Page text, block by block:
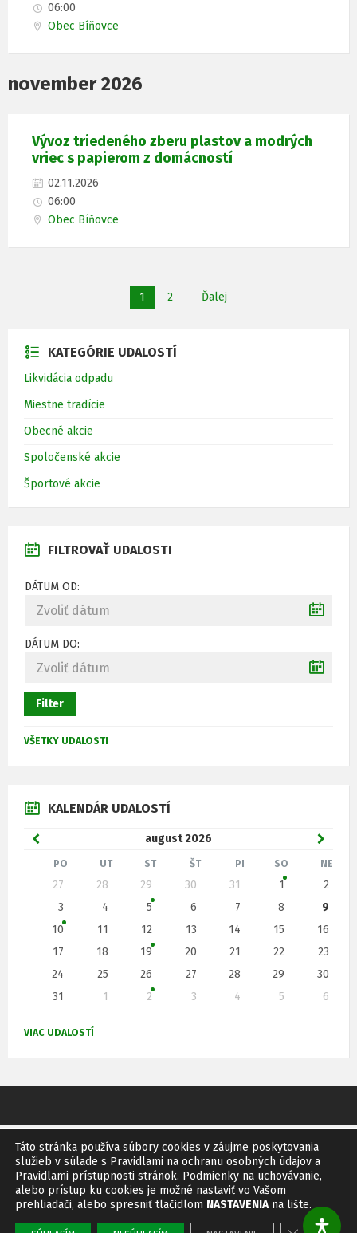
06:00
Obec Bíňovce
november 2026
Vývoz triedeného zberu plastov a modrých
vriec s papierom z domácností
02.11.2026
06:00
Obec Bíňovce
1 2 Ďalej
KATEGÓRIE UDALOSTÍ
Likvidácia odpadu
Miestne tradície
Obecné akcie
Spoločenské akcie
Športové akcie
FILTROVAŤ UDALOSTI
DÁTUM OD:
DÁTUM DO:
Filter
VŠETKY UDALOSTI
KALENDÁR UDALOSTÍ
august2026
z
a
c
i
m
e
s
a
s
l
e
d
u
c
e
c
PO UT ST ŠT PI SO NE
e
d
r
d
i
27 28 29 30 31 1
2
3
4 5 6 7 8
9
10
11 12 13 14 15
16
17
18 19 20 21 22
23
24
25 26 27 28 29
30
31
1 2 3 4 5
6
a
s
n
a
l
e
n
d
á
r
VIAC UDALOSTÍ
GDPR SITEMAP RSS
© 2011 Obec Bíňovce
Vytvoril:IMFDesign
Táto stránka používa súbory cookies v záujme poskytovania
služieb v súlade s Pravidlami na ochranu osobných údajov a
Pravidlami prístupnosti stránok. Podmienky na uchovávanie,
alebo prístup ku cookies je možné nastaviť vo Vašom
prehliadači, alebo spresniť tlačidlom NASTAVENIAna lište.